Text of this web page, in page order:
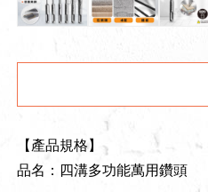
【產品規格】
品名：四溝多功能萬用鑽頭